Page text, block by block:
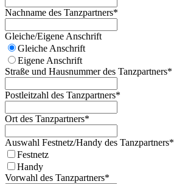
Nachname des Tanzpartners*
Gleiche/Eigene Anschrift
Gleiche Anschrift
Eigene Anschrift
Straße und Hausnummer des Tanzpartners*
Postleitzahl des Tanzpartners*
Ort des Tanzpartners*
Auswahl Festnetz/Handy des Tanzpartners*
Festnetz
Handy
Vorwahl des Tanzpartners*